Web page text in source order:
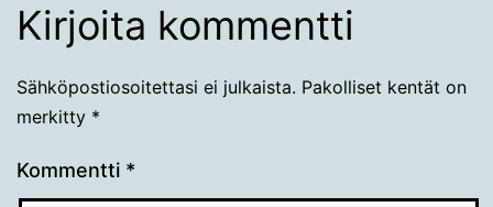
Kirjoita kommentti
Sähköpostiosoitettasi ei julkaista. Pakolliset kentät on
merkitty *
Kommentti *